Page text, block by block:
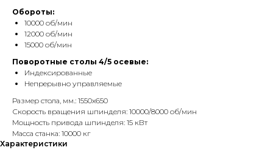
Обороты:
10000 об/мин
12000 об/мин
15000 об/мин
Поворотные столы 4/5 осевые:
Индексированные
Непрерывно управляемые
Размер стола, мм.: 1550х650
Скорость вращения шпинделя: 10000/8000 об/мин
Мощность привода шпинделя: 15 кВт
Масса станка: 10000 кг
Характеристики